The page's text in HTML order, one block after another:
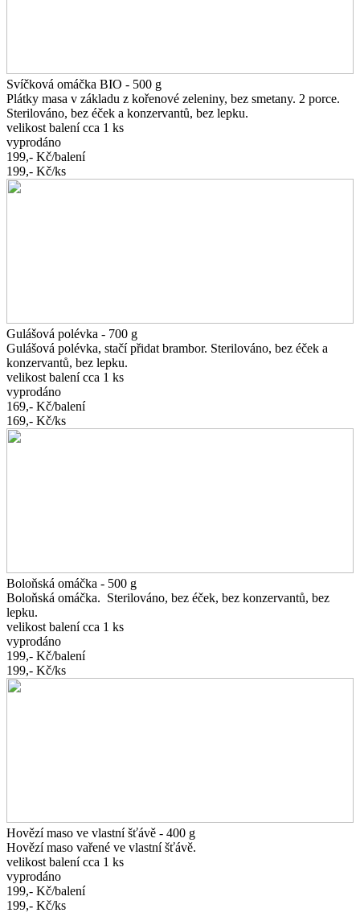
Svíčková omáčka BIO - 500 g
Plátky masa v základu z kořenové zeleniny, bez smetany. 2 porce.
Sterilováno, bez éček a konzervantů, bez lepku.
velikost balení cca 1 ks
vyprodáno
199,- Kč/balení
199,- Kč/ks
Gulášová polévka - 700 g
Gulášová polévka, stačí přidat brambor. Sterilováno, bez éček a
konzervantů, bez lepku.
velikost balení cca 1 ks
vyprodáno
169,- Kč/balení
169,- Kč/ks
Boloňská omáčka - 500 g
Boloňská omáčka. Sterilováno, bez éček, bez konzervantů, bez
lepku.
velikost balení cca 1 ks
vyprodáno
199,- Kč/balení
199,- Kč/ks
Hovězí maso ve vlastní šťávě - 400 g
Hovězí maso vařené ve vlastní šťávě.
velikost balení cca 1 ks
vyprodáno
199,- Kč/balení
199,- Kč/ks